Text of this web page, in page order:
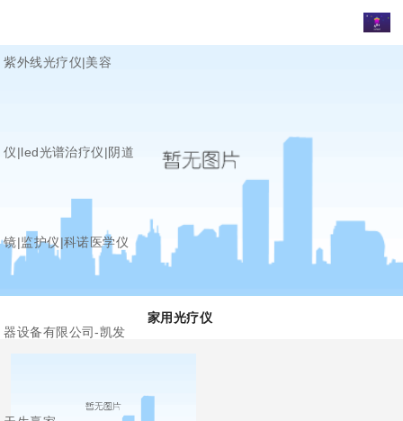
紫外线光疗仪|美容
仪|led光谱治疗仪|阴道
镜|监护仪|科诺医学仪
器设备有限公司-凯发
家用光疗仪